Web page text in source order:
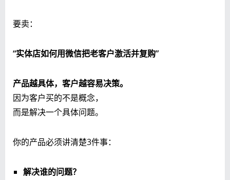
要卖：
“实体店如何用微信把老客户激活并复购”
产品越具体，客户越容易决策。
因为客户买的不是概念，
而是解决一个具体问题。
你的产品必须讲清楚3件事：
解决谁的问题？